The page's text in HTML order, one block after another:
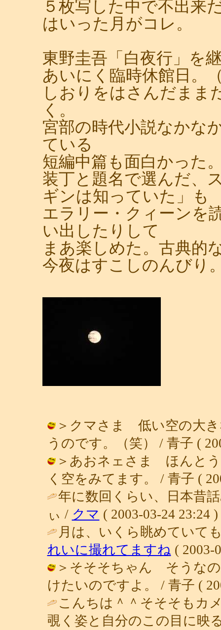
５枚写した中で不出来
はいった月がコレ。
東野圭吾「白夜行」を
あいにく臨時休館日。
しおりをはさんだまま
く。
宮部の時代小説なかな
ている
短編中篇も面白かった
装丁と題名で選んだ、
ギンは知っていた」も
エラリー・クィーンを
い出したりして
まあ楽しめた。古典的
今夜はすこしのんびり
＞クマさま 低い空の大き
うのです。（笑） / 青子 (
＞あおネェさま ほんとう
く空をみてます。 / 青子 (
年に数回くらい、日本昔
ぃ / クマ ( 2003-03-24 23:24 )
月は、いくら眺めてい
れいに撮れてますね ( 2003-
＞そそそちゃん そうなの
けたいのですよ。 / 青子 (
こんちは＾＾そそそもカ
覗く姿と自分のこの目に映